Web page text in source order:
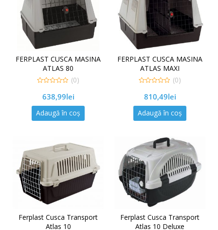
FERPLAST CUSCA MASINA
ATLAS 80
out
5
(0)
638,99lei
Adaugă în coș
FERPLAST CUSCA MASINA
ATLAS MAXI
out
5
(0)
810,49lei
Adaugă în coș
Ferplast Cusca Transport
Atlas 10
Ferplast Cusca Transport
Atlas 10 Deluxe